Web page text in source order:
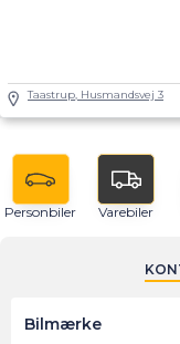
Taastrup, Husmandsvej 3
Personbiler Varebiler
Bilmærke